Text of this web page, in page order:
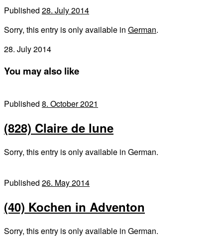
Published 28. July 2014
Sorry, this entry is only available in German.
28. July 2014
You may also like
Published 8. October 2021
(828) Claire de lune
Sorry, this entry is only available in German.
Published 26. May 2014
(40) Kochen in Adventon
Sorry, this entry is only available in German.